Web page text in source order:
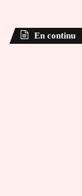
En continu